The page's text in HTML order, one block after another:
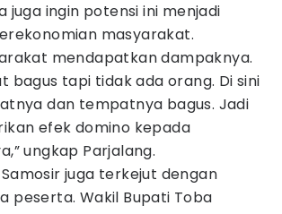
juga ingin potensi ini menjadi
masyarakat.
mendapatkan dampaknya.
bagus tapi tidak ada orang. Di sini
dan tempatnya bagus. Jadi
efek domino kepada
ungkap Parjalang.
juga terkejut dengan
peserta. Wakil Bupati Toba